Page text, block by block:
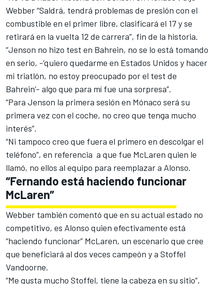
Webber “Saldrá, tendrá problemas de presión con el
combustible en el primer libre, clasificará el 17 y se
retirará en la vuelta 12 de carrera”, fin de la historia.
“Jenson no hizo test en Bahrein, no se lo está tomando
en serio, -‘quiero quedarme en Estados Unidos y hacer
mi triatlón, no estoy preocupado por el test de
Bahrein’- algo que para mí fue una sorpresa”.
“Para Jenson la primera sesión en Mónaco será su
primera vez con el coche, no creo que tenga mucho
interés”.
“Ni tampoco creo que fuera el primero en descolgar el
teléfono”, en referencia a que fue McLaren quien le
llamó, no ellos al equipo para reemplazar a Alonso.
“Fernando está haciendo funcionar
McLaren”
Webber también comentó que en su actual estado no
competitivo, es Alonso quien efectivamente está
“haciendo funcionar” McLaren, un escenario que cree
que beneficiará al dos veces campeón y a Stoffel
Vandoorne.
“Me gusta mucho Stoffel, tiene la cabeza en su sitio”,